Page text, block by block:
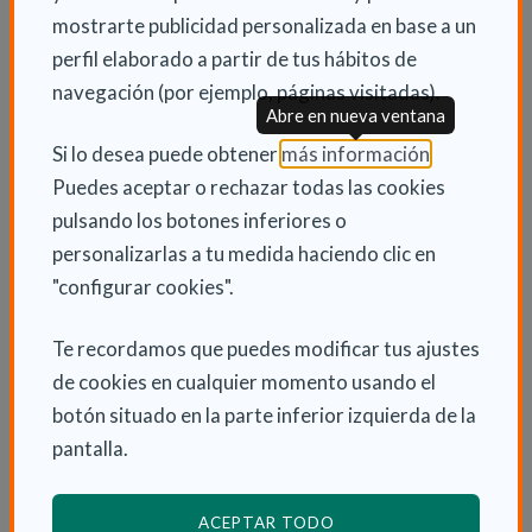
mostrarte publicidad personalizada en base a un
perfil elaborado a partir de tus hábitos de
navegación (por ejemplo, páginas visitadas).
Si lo desea puede obtener más información(Abre en
Puedes aceptar o rechazar todas las cookies
pulsando los botones inferiores o
personalizarlas a tu medida haciendo clic en
"configurar cookies".
Te recordamos que puedes modificar tus ajustes
de cookies en cualquier momento usando el
botón situado en la parte inferior izquierda de la
pantalla.
ACEPTAR TODO
Abre en nueva ventana
KBKilobytes
Descarga
Revista Actas Nr 30. Cuidados de larga
duración
PDF1.76MBMegabytes
Descarga
Revista Actas Nr 30. Los Modelos de
Atención Sociosanitaria en perspectiva
comparada
PDF812.28
Revista Actas Nr 30. Viviendas para
PDF861.06KBKilobytes
Descarga
Revista Actas Nr 30. Discapacidad: la
realidad de cuidar y ser cuidado
PDF
1.01
Revista Actas Nr 30. Cuidado y placeres en
mujeres cuidadoras
PDF